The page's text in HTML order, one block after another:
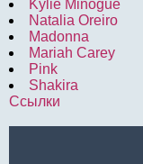
Kylie Minogue
Natalia Oreiro
Madonna
Mariah Carey
Pink
Shakira
Ссылки